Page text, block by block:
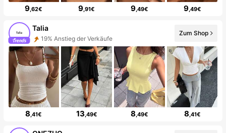
9,62€ 9,91€ 9,49€ 9,49€
Talia
19% Anstieg der Verkäufe
Zum Shop
8,41€ 13,49€ 8,49€ 8,41€